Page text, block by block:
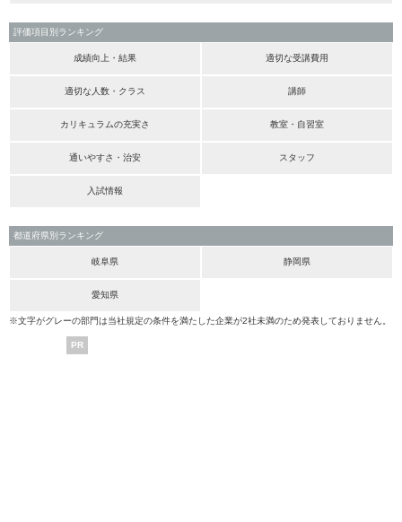
評価項目別ランキング
成績向上・結果 適切な受講費用
適切な人数・クラス 講師
カリキュラムの充実さ 教室・自習室
通いやすさ・治安 スタッフ
入試情報
都道府県別ランキング
岐阜県 静岡県
愛知県
※文字がグレーの部門は当社規定の条件を満たした企業が2社未満のため発表しておりません。
PR